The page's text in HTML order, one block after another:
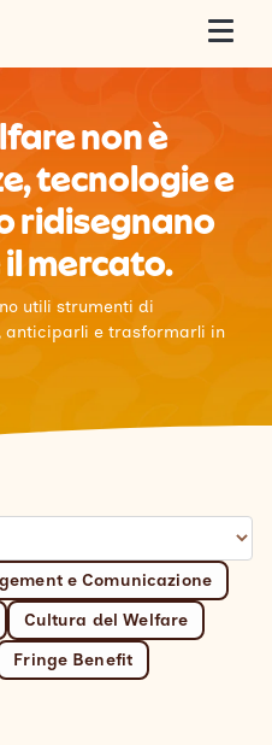
non è
tecnologie e
ridisegnano
mercato.
utili strumenti di
anticiparli e trasformarli in
e Comunicazione
Cultura del Welfare
Fringe Benefit